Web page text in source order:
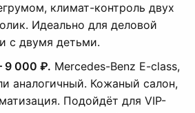
климат-контроль двух
Идеально для деловой
с двумя детьми.
9 000 ₽. Mercedes-Benz E-class,
аналогичный. Кожаный салон,
Подойдёт для VIP-